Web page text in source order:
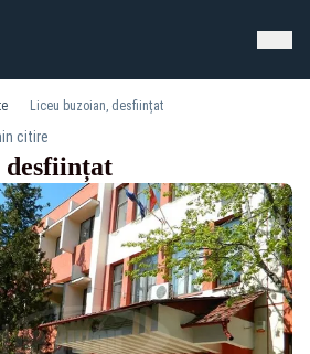
Liceu buzoian, desființat
citire
desființat